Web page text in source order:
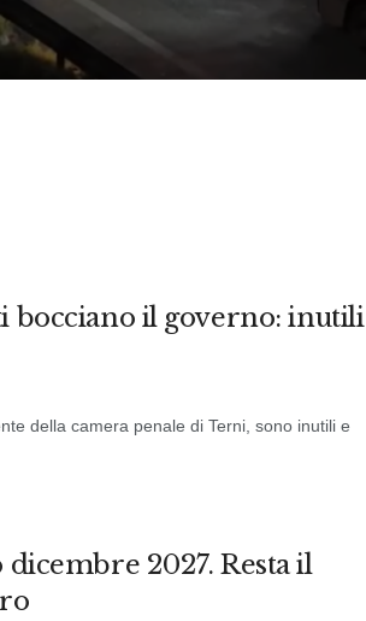
bocciano il governo: inutili
della camera penale di Terni, sono inutili e
2027. Resta il